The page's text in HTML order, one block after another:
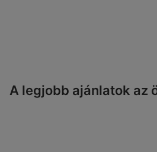
A legjobb ajánlatok az